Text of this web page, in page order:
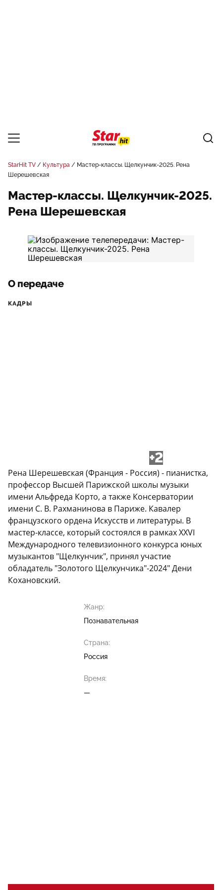
StarHit TV Культура
Мастер-классы. Щелкунчик-2025. Рена
Шерешевская
Мастер-классы. Щелкунчик-2025.
Рена Шерешевская
О передаче
КАДРЫ
+2
Рена Шерешевская (Франция - Россия) - пианистка,
профессор Высшей Парижской школы музыки
имени Альфреда Корто, а также Консерватории
имени С. В. Рахманинова в Париже. Кавалер
французского ордена Искусств и литературы. В
мастер-классе, который состоялся в рамках XХVI
Международного телевизионного конкурса юных
музыкантов "Щелкунчик", принял участие
обладатель "Золотого Щелкунчика"-2024" Дени
Кохановский.
Жанр:
Познавательная
Страна:
Россия
Время:
—